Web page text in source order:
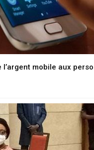
mobile aux